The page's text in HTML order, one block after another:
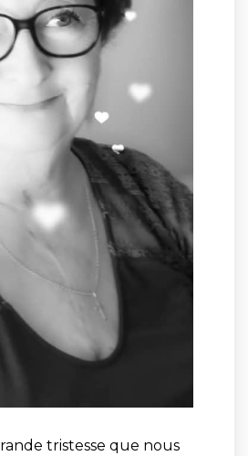
tristesse que nous